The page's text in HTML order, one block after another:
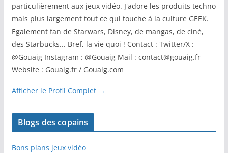
particulièrement aux jeux vidéo. J'adore les produits techno
mais plus largement tout ce qui touche à la culture GEEK.
Egalement fan de Starwars, Disney, de mangas, de ciné,
des Starbucks... Bref, la vie quoi ! Contact : Twitter/X :
@Gouaig Instagram : @Gouaig Mail : contact@gouaig.fr
Website : Gouaig.fr / Gouaig.com
Afficher le Profil Complet →
Blogs des copains
Bons plans jeux vidéo